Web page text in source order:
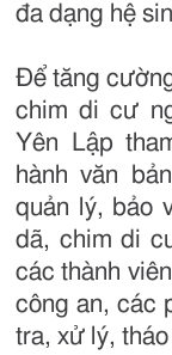
đa dạng hệ
Để tăng
chim di cư
Yên Lập
hành văn
quản lý, bảo
dã, chim di
các thành
công an, các
tra, xử lý,